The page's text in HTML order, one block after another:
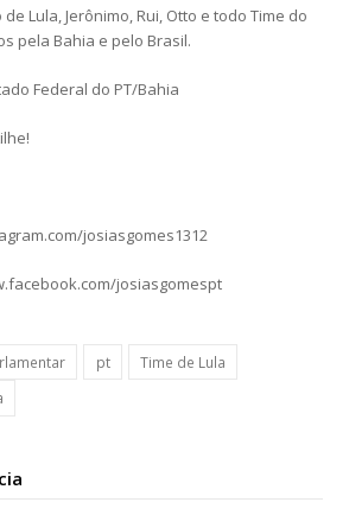
Lula, Jerônimo, Rui, Otto e todo Time do
pela Bahia e pelo Brasil.
Federal do PT/Bahia
josiasgomes1312
josiasgomespt
pt
Time de Lula